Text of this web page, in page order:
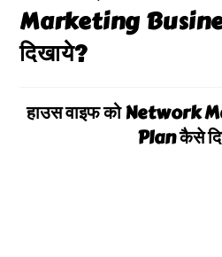
Marketing
दिखाये?
हाउस वाइफ को Network
Plan कैसे